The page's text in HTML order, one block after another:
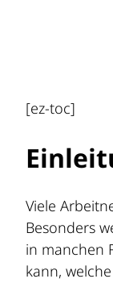
[ez-toc]
Viele
Besonders
in manchen
kann,